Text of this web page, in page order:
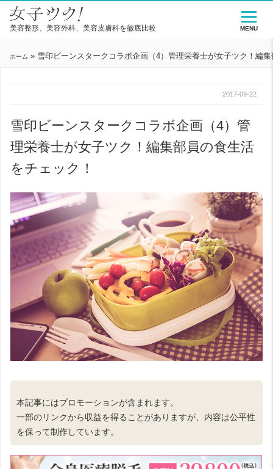
美容整形、美容外科、美容皮膚科を徹底比較
ホーム » 雪印ビーンスタークコラボ企画（4）管理栄養士が女子ツク！編
2017-09-22
雪印ビーンスタークコラボ企画（4）管
理栄養士が女子ツク！編集部員の食生活
をチェック！
本記事にはプロモーションが含まれます。
一部のリンクから収益を得ることがありますが、内容は公平性
を保って制作しています。
MENU